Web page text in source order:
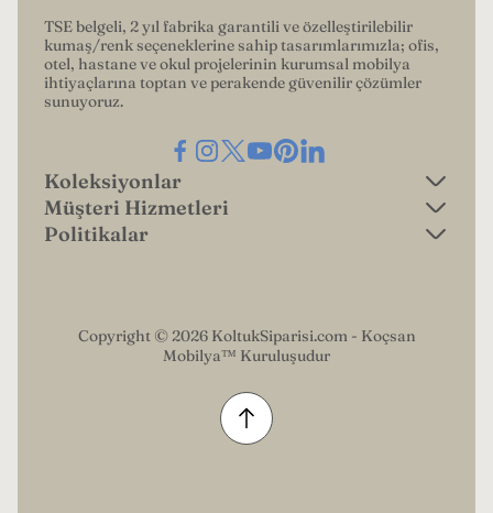
TSE belgeli, 2 yıl fabrika garantili ve özelleştirilebilir
kumaş/renk seçeneklerine sahip tasarımlarımızla; ofis,
otel, hastane ve okul projelerinin kurumsal mobilya
ihtiyaçlarına toptan ve perakende güvenilir çözümler
sunuyoruz.
Koleksiyonlar
Ofis Kanepeleri
Yatak Olan Tekli Koltuklar
Müşteri Hizmetleri
Ödeme Bildirim Formu
Politikalar
Copyright © 2026 KoltukSiparisi.com - Koçsan
Mobilya™ Kuruluşudur